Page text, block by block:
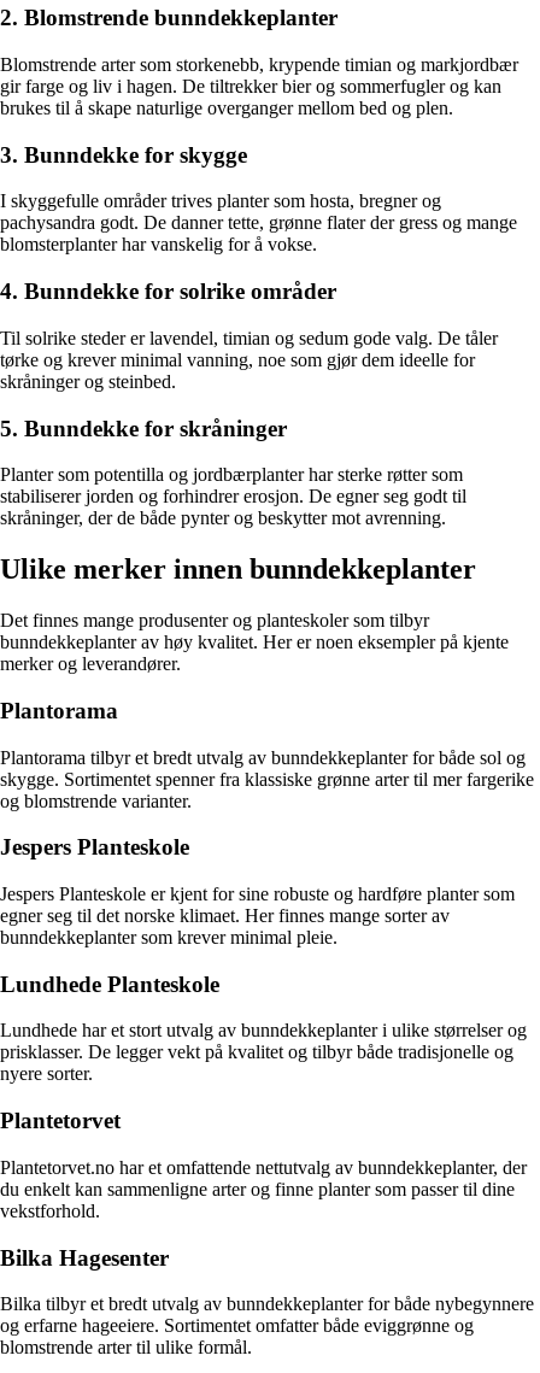
2. Blomstrende bunndekkeplanter
Blomstrende arter som storkenebb, krypende timian og markjordbær
gir farge og liv i hagen. De tiltrekker bier og sommerfugler og kan
brukes til å skape naturlige overganger mellom bed og plen.
3. Bunndekke for skygge
I skyggefulle områder trives planter som hosta, bregner og
pachysandra godt. De danner tette, grønne flater der gress og mange
blomsterplanter har vanskelig for å vokse.
4. Bunndekke for solrike områder
Til solrike steder er lavendel, timian og sedum gode valg. De tåler
tørke og krever minimal vanning, noe som gjør dem ideelle for
skråninger og steinbed.
5. Bunndekke for skråninger
Planter som potentilla og jordbærplanter har sterke røtter som
stabiliserer jorden og forhindrer erosjon. De egner seg godt til
skråninger, der de både pynter og beskytter mot avrenning.
Ulike merker innen bunndekkeplanter
Det finnes mange produsenter og planteskoler som tilbyr
bunndekkeplanter av høy kvalitet. Her er noen eksempler på kjente
merker og leverandører.
Plantorama
Plantorama tilbyr et bredt utvalg av bunndekkeplanter for både sol og
skygge. Sortimentet spenner fra klassiske grønne arter til mer fargerike
og blomstrende varianter.
Jespers Planteskole
Jespers Planteskole er kjent for sine robuste og hardføre planter som
egner seg til det norske klimaet. Her finnes mange sorter av
bunndekkeplanter som krever minimal pleie.
Lundhede Planteskole
Lundhede har et stort utvalg av bunndekkeplanter i ulike størrelser og
prisklasser. De legger vekt på kvalitet og tilbyr både tradisjonelle og
nyere sorter.
Plantetorvet
Plantetorvet.no har et omfattende nettutvalg av bunndekkeplanter, der
du enkelt kan sammenligne arter og finne planter som passer til dine
vekstforhold.
Bilka Hagesenter
Bilka tilbyr et bredt utvalg av bunndekkeplanter for både nybegynnere
og erfarne hageeiere. Sortimentet omfatter både eviggrønne og
blomstrende arter til ulike formål.